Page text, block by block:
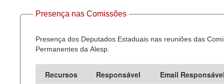
Presença nas Comissões
Presença dos Deputados Estaduais nas reuniões das
Permanentes da Alesp.
Recursos Responsável
Email